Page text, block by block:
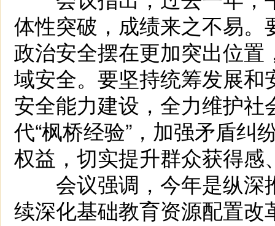
体性突破，成绩来之不易
政治安全摆在更加突出位
域安全。要坚持统筹发展
安全能力建设，全力维护
代“枫桥经验”，加强矛盾纠
权益，切实提升群众获得感
会议强调，今年是纵深
续深化基础教育资源配置